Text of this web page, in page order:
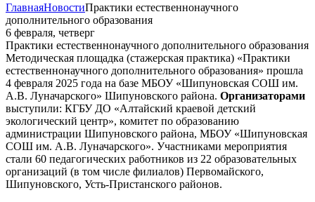
ГлавнаяНовостиПрактики естественнонаучного
дополнительного образования
6 февраля, четверг
Практики естественнонаучного дополнительного образования
Методическая площадка (стажерская практика) «Практики
естественнонаучного дополнительного образования» прошла
4 февраля 2025 года на базе МБОУ «Шипуновская СОШ им.
А.В. Луначарского» Шипуновского района. Организаторами
выступили: КГБУ ДО «Алтайский краевой детский
экологический центр», комитет по образованию
администрации Шипуновского района, МБОУ «Шипуновская
СОШ им. А.В. Луначарского». Участниками мероприятия
стали 60 педагогических работников из 22 образовательных
организаций (в том числе филиалов) Первомайского,
Шипуновского, Усть-Пристанского районов.